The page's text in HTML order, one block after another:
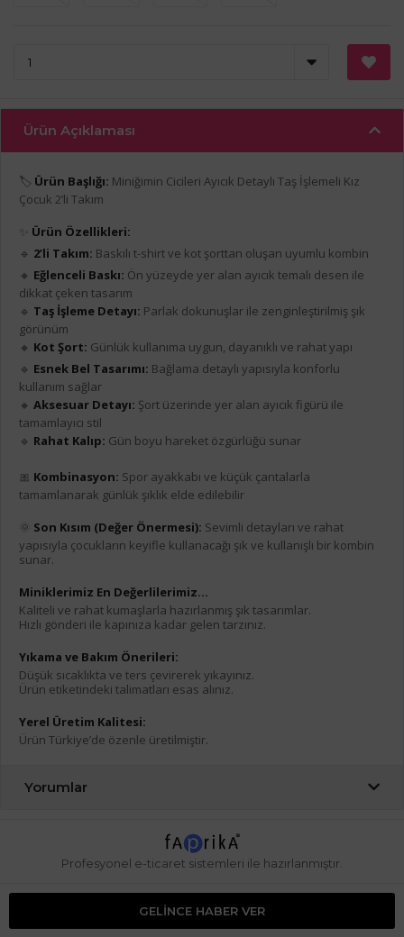
GELINCE HABER VER
Ürün Açıklaması
🏷️ Ürün Başlığı: Miniğimin Cicileri Ayıcık Detaylı Taş İşlemeli Kız
Çocuk 2’li Takım
Ürün Özellikleri:
🔹 2’li Takım: Baskılı t-shirt ve kot şorttan oluşan uyumlu kombin
🔸 Eğlenceli Baskı: Ön yüzeyde yer alan ayıcık temalı desen ile
dikkat çeken tasarım
🔹 Taş İşleme Detayı: Parlak dokunuşlar ile zenginleştirilmiş şık
görünüm
🔸 Kot Şort: Günlük kullanıma uygun, dayanıklı ve rahat yapı
🔹 Esnek Bel Tasarımı: Bağlama detaylı yapısıyla konforlu
kullanım sağlar
🔸 Aksesuar Detayı: Şort üzerinde yer alan ayıcık figürü ile
tamamlayıcı stil
🔹 Rahat Kalıp: Gün boyu hareket özgürlüğü sunar
🎀 Kombinasyon: Spor ayakkabı ve küçük çantalarla
tamamlanarak günlük şıklık elde edilebilir
🌞 Son Kısım (Değer Önermesi): Sevimli detayları ve rahat
yapısıyla çocukların keyifle kullanacağı şık ve kullanışlı bir kombin
sunar.
Miniklerimiz En Değerlilerimiz…
Kaliteli ve rahat kumaşlarla hazırlanmış şık tasarımlar.
Hızlı gönderi ile kapınıza kadar gelen tarzınız.
Yıkama ve Bakım Önerileri:
Düşük sıcaklıkta ve ters çevirerek yıkayınız.
Ürün etiketindeki talimatları esas alınız.
Yerel Üretim Kalitesi:
Ürün Türkiye’de özenle üretilmiştir.
Yorumlar
Profesyonel e-ticaret sistemleri ile hazırlanmıştır.